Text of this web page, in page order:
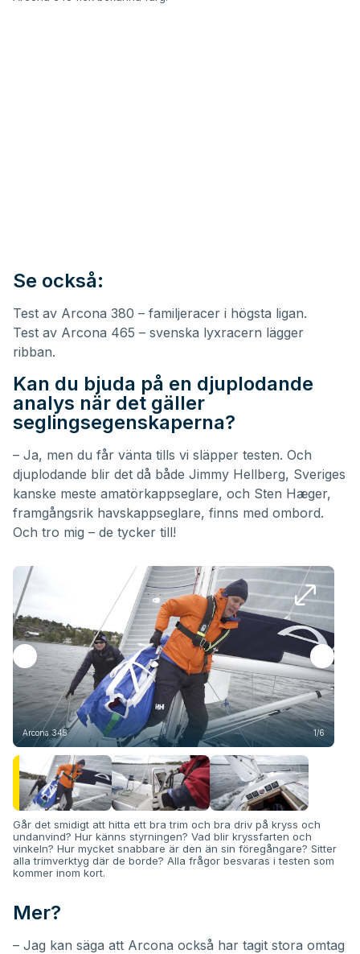
Se också:
Test av Arcona 380 – familjeracer i högsta ligan.
Test av Arcona 465 – svenska lyxracern lägger
ribban.
Kan du bjuda på en djuplodande
analys när det gäller
seglingsegenskaperna?
– Ja, men du får vänta tills vi släpper testen. Och
djuplodande blir det då både Jimmy Hellberg, Sveriges
kanske meste amatörkappseglare, och Sten Hæger,
framgångsrik havskappseglare, finns med ombord.
Och tro mig – de tycker till!
Arcona 345 1/6
Går det smidigt att hitta ett bra trim och bra driv på kryss och
undanvind? Hur känns styrningen? Vad blir kryssfarten och
vinkeln? Hur mycket snabbare är den än sin föregångare? Sitter
alla trimverktyg där de borde? Alla frågor besvaras i testen som
kommer inom kort.
Mer?
– Jag kan säga att Arcona också har tagit stora omtag